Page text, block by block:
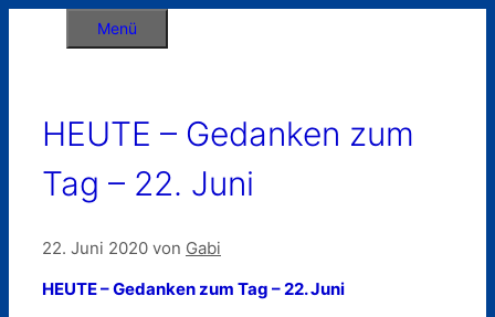
Menü
HEUTE – Gedanken zum
Tag – 22. Juni
22. Juni 2020 von Gabi
HEUTE – Gedanken zum Tag – 22. Juni